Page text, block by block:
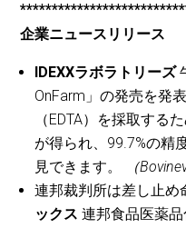
企業ニュースリリース
IDEXXラボラトリーズ
OnFarm」の発売を発
（EDTA）を採取する
が得られ、99.7%の精
見できます。
（
連邦裁判所は差し止め
ックス 連邦食品医薬品